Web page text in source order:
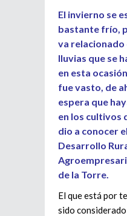
El invierno se
bastante frío,
va
lluvias que se
en esta
fue vasto, de
espera que
en los cultivos
dio a conocer
Desarrollo
de la Torre.
El que está por
sido